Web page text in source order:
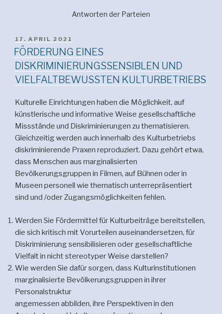
Antworten der Parteien
VERÖFFENTLICHT
AM
17. APRIL 2021
FÖRDERUNG EINES
DISKRIMINIERUNGSSENSIBLEN UND
VIELFALTBEWUSSTEN KULTURBETRIEBS
Kulturelle Einrichtungen haben die Möglichkeit, auf
künstlerische und informative Weise gesellschaftliche
Missstände und Diskriminierungen zu thematisieren.
Gleichzeitig werden auch innerhalb des Kulturbetriebs
diskriminierende Praxen reproduziert. Dazu gehört etwa,
dass Menschen aus marginalisierten
Bevölkerungsgruppen in Filmen, auf Bühnen oder in
Museen personell wie thematisch unterrepräsentiert
sind und /oder Zugangsmöglichkeiten fehlen.
Werden Sie Fördermittel für Kulturbeiträge bereitstellen,
die sich kritisch mit Vorurteilen auseinandersetzen, für
Diskriminierung sensibilisieren oder gesellschaftliche
Vielfalt in nicht stereotyper Weise darstellen?
Wie werden Sie dafür sorgen, dass Kulturinstitutionen
marginalisierte Bevölkerungsgruppen in ihrer
Personalstruktur
angemessen abbilden, ihre Perspektiven in den